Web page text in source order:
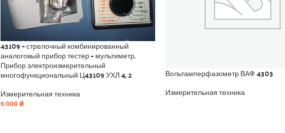
43109 – стрелочный комбинированный
аналоговый прибор тестер – мультиметр.
Прибор электроизмерительный
многофункциональный Ц43109 УХЛ 4, 2
Измерительная техника
6 000₴
Вольтамперфазометр ВАФ 4303
Измерительная техника